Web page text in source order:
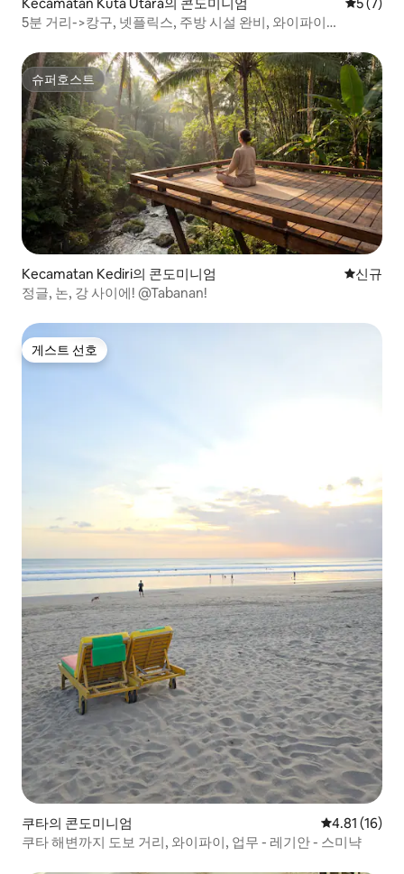
Kecamatan Kuta Utara의 콘도미니엄 평점 5점
5 (7)
5분 거리->캉구, 넷플릭스, 주방 시설 완비, 와이파이
슈퍼호스트
슈퍼호스트
Kecamatan Kediri의 콘도미니엄 신규 숙소
신규
정글, 논, 강 사이에! @Tabanan!
게스트 선호
게스트 선호
쿠타의 콘도미니엄 평점 4.81점
4.81 (16)
쿠타 해변까지 도보 거리, 와이파이, 업무 - 레기안 - 스미냑